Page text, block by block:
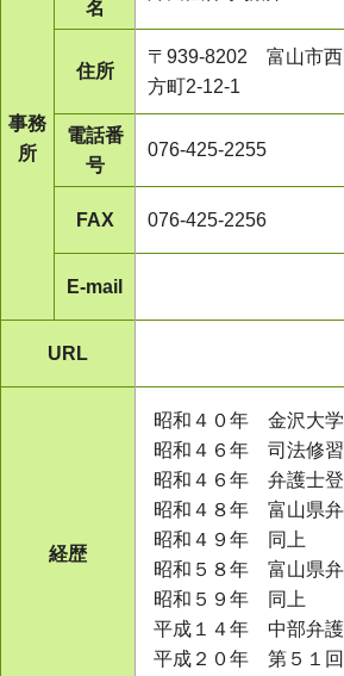
事務
所
名
住所
〒939-8202 富山市
方町2-12-1
電話番
号
076-425-2255
FAX 076-425-2256
E-mail
URL
経歴
昭和４０年 金沢大
昭和４６年 司法修習
昭和４６年 弁護士
昭和４８年 富山県
昭和４９年 同上
昭和５８年 富山県
昭和５９年 同上
平成１４年 中部弁
平成２０年 第５１回